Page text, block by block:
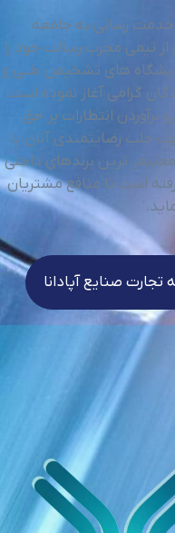
رسانی به جامعه
تیمی مجرب رسالت خود را
های تشخیص طبی و
گرامی آغاز نموده است.
برآوردن انتظارات بر حق
جلب رضایتمندی آنان با
ترین برندهای داخلی
است تا منافع مشتریان
تجارت صنایع آپادانا